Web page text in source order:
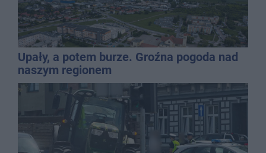
Upały, a potem burze. Groźna pogoda nad
naszym regionem